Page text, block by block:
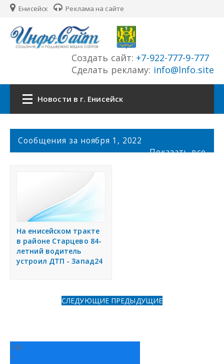
Енисейск Реклама на сайте
Создать сайт: +7-922-777-9-777
Сделать рекламу: info@lnfo.site
Новости в г. Енисейск
Главная
История города
Разместить объявление
Регионы России
Создание сайтов
Сообщения за ноября 1, 2022
Показать все
На енисейском тракте
в районе Старцево 84-
летний водитель
устроил ДТП - Запад24
СЛЕДУЮЩИЕ ПРЕДЫДУЩИЕ
+20
°